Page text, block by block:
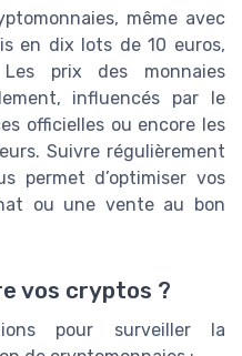
même avec
en dix lots de 10 euros,
prix des monnaies
influencés par le
officielles ou encore les
Suivre régulièrement
permet d’optimiser vos
ou une vente au bon
vos cryptos ?
pour surveiller la